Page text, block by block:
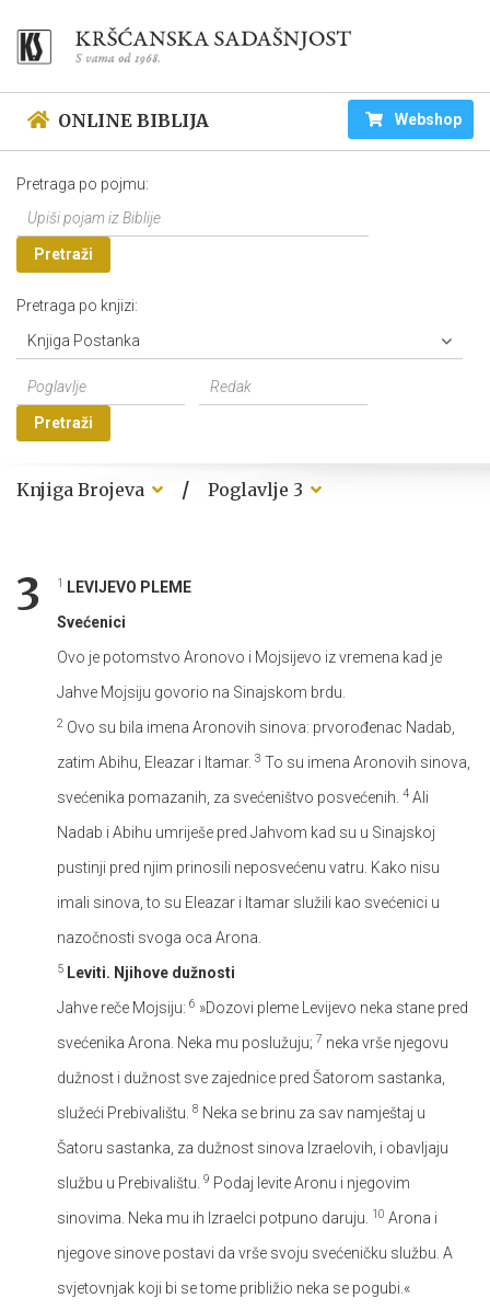
ONLINE BIBLIJA Webshop
Pretraga po pojmu:
Pretraži
Pretraga po knjizi:
Knjiga Postanka
Pretraži
Knjiga Brojeva / Poglavlje 3
3 1
LEVIJEVO PLEME
Svećenici
Ovo je potomstvo Aronovo i Mojsijevo iz vremena kad je
Jahve Mojsiju govorio na Sinajskom brdu.
2 Ovo su bila imena Aronovih sinova: prvorođenac Nadab,
zatim Abihu, Eleazar i Itamar. 3 To su imena Aronovih sinova,
svećenika pomazanih, za svećeništvo posvećenih. 4 Ali
Nadab i Abihu umriješe pred Jahvom kad su u Sinajskoj
pustinji pred njim prinosili neposvećenu vatru. Kako nisu
imali sinova, to su Eleazar i Itamar služili kao svećenici u
nazočnosti svoga oca Arona.
5 Leviti. Njihove dužnosti
Jahve reče Mojsiju: 6 »Dozovi pleme Levijevo neka stane pred
svećenika Arona. Neka mu poslužuju; 7 neka vrše njegovu
dužnost i dužnost sve zajednice pred Šatorom sastanka,
služeći Prebivalištu. 8 Neka se brinu za sav namještaj u
Šatoru sastanka, za dužnost sinova Izraelovih, i obavljaju
službu u Prebivalištu. 9 Podaj levite Aronu i njegovim
sinovima. Neka mu ih Izraelci potpuno daruju.
10 Arona i
njegove sinove postavi da vrše svoju svećeničku službu. A
svjetovnjak koji bi se tome približio neka se pogubi.«